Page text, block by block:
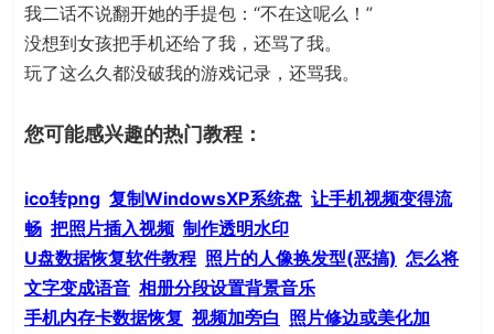
我二话不说翻开她的手提包：“不在这呢么！”
没想到女孩把手机还给了我，还骂了我。
玩了这么久都没破我的游戏记录，还骂我。
您可能感兴趣的热门教程：
ico转png 复制WindowsXP系统盘 让手机视频变得流
畅 把照片插入视频 制作透明水印
U盘数据恢复软件教程 照片的人像换发型(恶搞) 怎么将
文字变成语音 相册分段设置背景音乐
手机内存卡数据恢复 视频加旁白 照片修边或美化加